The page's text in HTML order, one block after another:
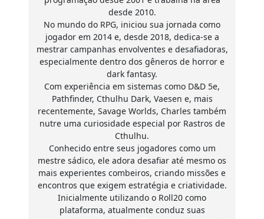
desde 2010.
No mundo do RPG, iniciou sua jornada como
jogador em 2014 e, desde 2018, dedica-se a
mestrar campanhas envolventes e desafiadoras,
especialmente dentro dos gêneros de horror e
dark fantasy.
Com experiência em sistemas como D&D 5e,
Pathfinder, Cthulhu Dark, Vaesen e, mais
recentemente, Savage Worlds, Charles também
nutre uma curiosidade especial por Rastros de
Cthulhu.
Conhecido entre seus jogadores como um
mestre sádico, ele adora desafiar até mesmo os
mais experientes combeiros, criando missões e
encontros que exigem estratégia e criatividade.
Inicialmente utilizando o Roll20 como
plataforma, atualmente conduz suas